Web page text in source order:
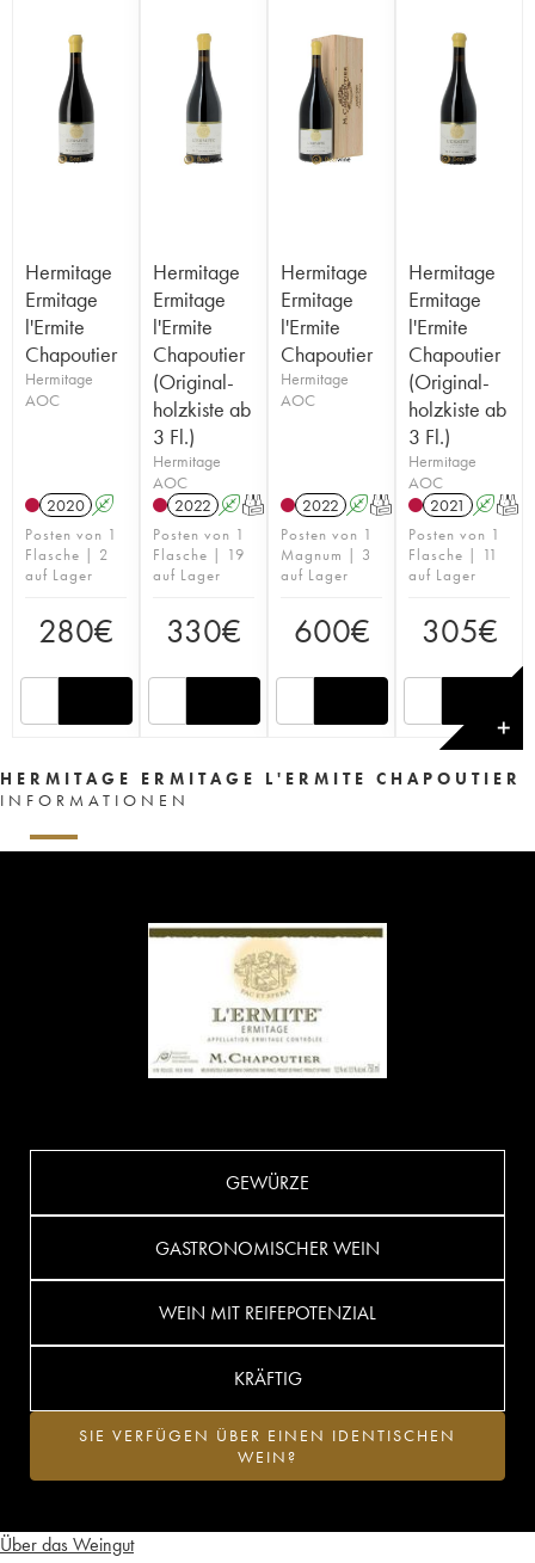
Hermitage
Ermitage
l'Ermite
Chapoutier
Hermitage
AOC
2020 A
Posten von 1
Flasche | 2
auf Lager
280€
Hermitage
Ermitage
l'Ermite
Chapoutier
(Original-
holzkiste ab
3 Fl.)
Hermitage
AOC
2022 AT
Posten von 1
Flasche | 19
auf Lager
330€
Hermitage
Ermitage
l'Ermite
Chapoutier
Hermitage
AOC
2022 AT
Posten von 1
Magnum | 3
auf Lager
600€
Hermitage
Ermitage
l'Ermite
Chapoutier
(Original-
holzkiste ab
3 Fl.)
Hermitage
AOC
2021
AT
Posten von 1
Flasche | 11
auf Lager
305€
✕
HERMITAGE ERMITAGE L'ERMITE CHAPOUTIER
INFORMATIONEN
Über das Weingut
GEWÜRZE
GASTRONOMISCHER WEIN
WEIN MIT REIFEPOTENZIAL
KRÄFTIG
SIE VERFÜGEN ÜBER EINEN IDENTISCHEN
WEIN?